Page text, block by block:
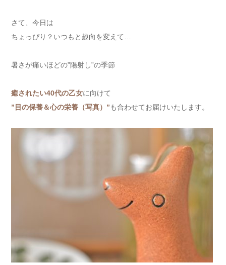
さて、今日は
ちょっぴり？いつもと趣向を変えて…
暑さが痛いほどの”陽射し”の季節
癒されたい40代の乙女に向けて
”目の保養＆心の栄養（写真）”も合わせてお届けいたします。